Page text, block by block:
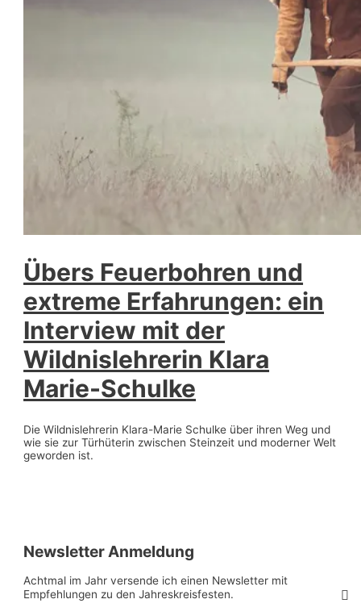
Übers Feuerbohren und
extreme Erfahrungen: ein
Interview mit der
Wildnislehrerin Klara
Marie-Schulke
Die Wildnislehrerin Klara-Marie Schulke über ihren Weg und
wie sie zur Türhüterin zwischen Steinzeit und moderner Welt
geworden ist.
Newsletter Anmeldung
Achtmal im Jahr versende ich einen Newsletter mit
Empfehlungen zu den Jahreskreisfesten.